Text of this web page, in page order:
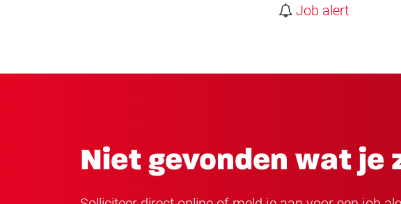
Job alert
Niet gevonden wat je